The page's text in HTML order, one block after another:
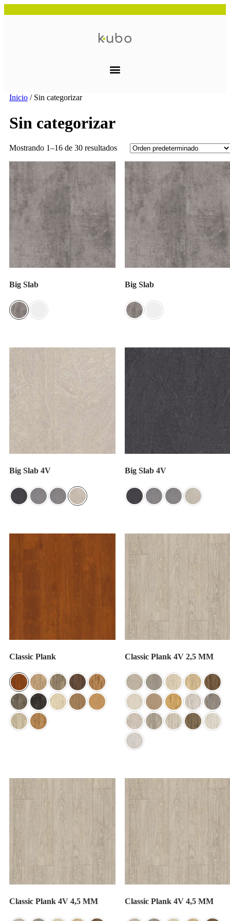
Inicio / Sin categorizar
Sin categorizar
Mostrando 1–16 de 30 resultados
Big Slab Big Slab
Big Slab 4V Big Slab 4V
Classic Plank Classic Plank 4V 2,5 MM
Classic Plank 4V 4,5 MM Classic Plank 4V 4,5 MM